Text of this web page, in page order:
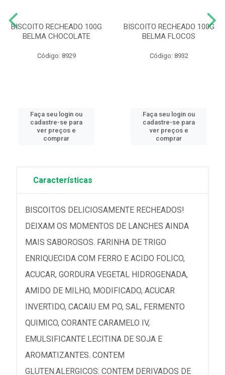
BISCOITO RECHEADO 100G
BELMA CHOCOLATE
Código: 8929
Faça seu login ou
cadastre-se para
ver preços e
comprar
BISCOITO RECHEADO 100G
BELMA FLOCOS
Código: 8932
Faça seu login ou
cadastre-se para
ver preços e
comprar
Características
BISCOITOS DELICIOSAMENTE RECHEADOS!
DEIXAM OS MOMENTOS DE LANCHES AINDA
MAIS SABOROSOS. FARINHA DE TRIGO
ENRIQUECIDA COM FERRO E ACIDO FOLICO,
ACUCAR, GORDURA VEGETAL HIDROGENADA,
AMIDO DE MILHO, MODIFICADO, ACUCAR
INVERTIDO, CACAIU EM PO, SAL, FERMENTO
QUIMICO, CORANTE CARAMELO IV,
EMULSIFICANTE LECITINA DE SOJA E
AROMATIZANTES. CONTEM
GLUTEN.ALERGICOS: CONTEM DERIVADOS DE